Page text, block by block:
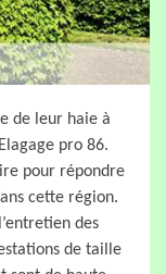
de leur haie à
pro 86.
pour répondre
cette région.
des
de taille